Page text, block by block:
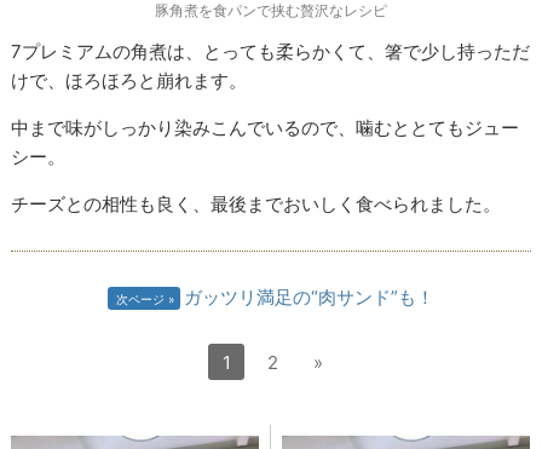
豚角煮を食パンで挟む贅沢なレシピ
7プレミアムの角煮は、とっても柔らかくて、箸で少し持っただ
けで、ほろほろと崩れます。
中まで味がしっかり染みこんでいるので、噛むととてもジュー
シー。
チーズとの相性も良く、最後までおいしく食べられました。
次ページ ガッツリ満足の“肉サンド”も！
1 2 »